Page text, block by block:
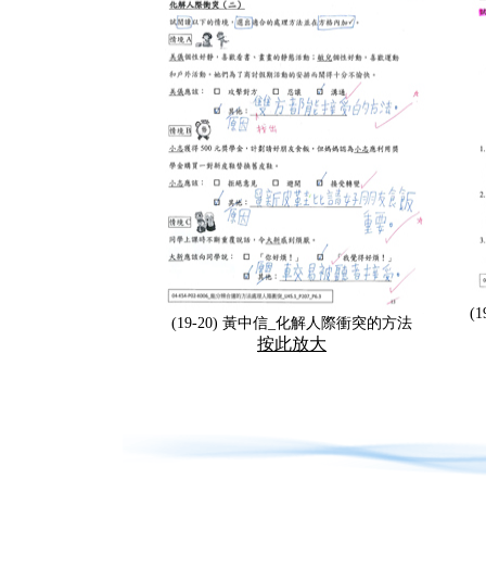
(19-20) 黃中信_化解人際衝突的方法
按此放大